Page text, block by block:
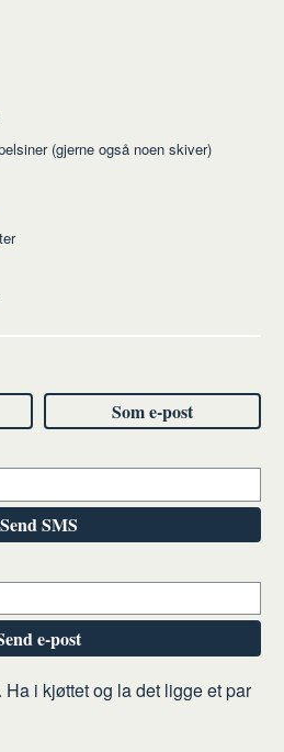
(gjerne også noen skiver)
Som e-post
Send SMS
e-post
i kjøttet og la det ligge et par